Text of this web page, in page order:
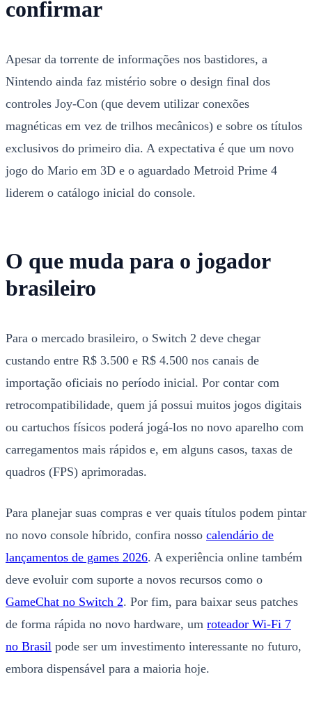
confirmar
Apesar da torrente de informações nos bastidores, a
Nintendo ainda faz mistério sobre o design final dos
controles Joy-Con (que devem utilizar conexões
magnéticas em vez de trilhos mecânicos) e sobre os títulos
exclusivos do primeiro dia. A expectativa é que um novo
jogo do Mario em 3D e o aguardado Metroid Prime 4
liderem o catálogo inicial do console.
O que muda para o jogador
brasileiro
Para o mercado brasileiro, o Switch 2 deve chegar
custando entre R$ 3.500 e R$ 4.500 nos canais de
importação oficiais no período inicial. Por contar com
retrocompatibilidade, quem já possui muitos jogos digitais
ou cartuchos físicos poderá jogá-los no novo aparelho com
carregamentos mais rápidos e, em alguns casos, taxas de
quadros (FPS) aprimoradas.
Para planejar suas compras e ver quais títulos podem pintar
no novo console híbrido, confira nosso calendário de
lançamentos de games 2026. A experiência online também
deve evoluir com suporte a novos recursos como o
GameChat no Switch 2. Por fim, para baixar seus patches
de forma rápida no novo hardware, um roteador Wi-Fi 7
no Brasil pode ser um investimento interessante no futuro,
embora dispensável para a maioria hoje.